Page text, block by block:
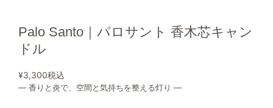
Palo Santo｜パロサント 香木芯キャン
ドル
¥3,300税込
― 香りと炎で、空間と気持ちを整える灯り ―